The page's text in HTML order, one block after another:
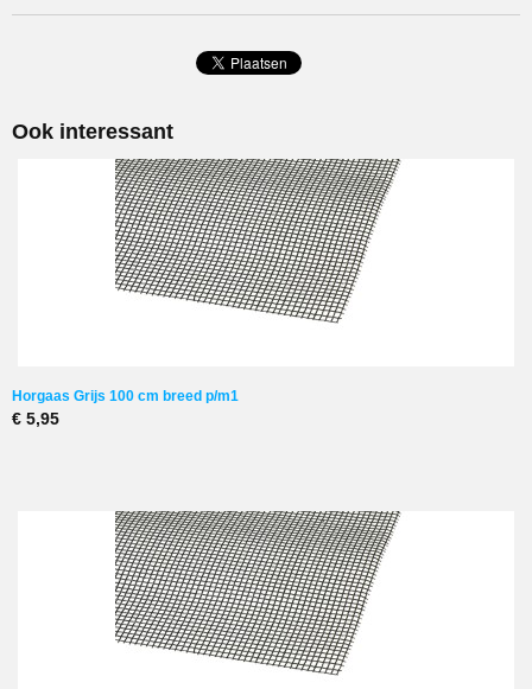
Ook interessant
Horgaas Grijs 100 cm breed p/m1
€ 5,95